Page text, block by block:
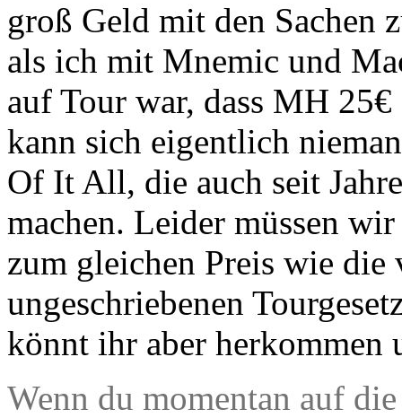
groß Geld mit den Sachen
als ich mit Mnemic und
auf Tour war, dass MH
kann sich eigentlich
Of It All, die auch seit
machen. Leider müssen
zum gleichen Preis wie die
ungeschriebenen
könnt ihr aber herkommen
Wenn du momentan auf